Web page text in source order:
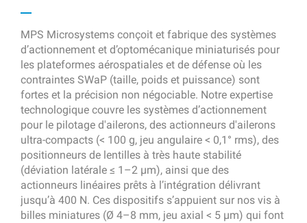
MPS Microsystems conçoit et fabrique des systèmes
d’actionnement et d’optomécanique miniaturisés pour
les plateformes aérospatiales et de défense où les
contraintes SWaP (taille, poids et puissance) sont
fortes et la précision non négociable. Notre expertise
technologique couvre les systèmes d’actionnement
pour le pilotage d'ailerons, des actionneurs d'ailerons
ultra-compacts (< 100 g, jeu angulaire < 0,1° rms), des
positionneurs de lentilles à très haute stabilité
(déviation latérale ≤ 1–2 µm), ainsi que des
actionneurs linéaires prêts à l’intégration délivrant
jusqu’à 400 N. Ces dispositifs s’appuient sur nos vis à
billes miniatures (Ø 4–8 mm, jeu axial < 5 µm) qui font